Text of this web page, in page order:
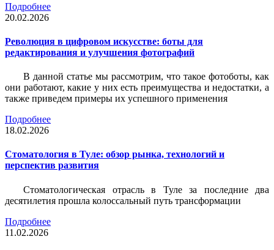
Подробнее
20.02.2026
Революция в цифровом искусстве: боты для
редактирования и улучшения фотографий
В данной статье мы рассмотрим, что такое фотоботы, как
они работают, какие у них есть преимущества и недостатки, а
также приведем примеры их успешного применения
Подробнее
18.02.2026
Стоматология в Туле: обзор рынка, технологий и
перспектив развития
Стоматологическая отрасль в Туле за последние два
десятилетия прошла колоссальный путь трансформации
Подробнее
11.02.2026